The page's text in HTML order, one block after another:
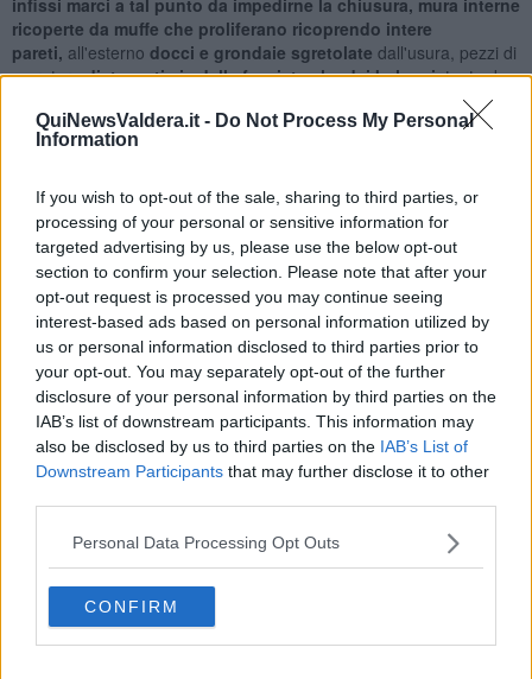
QuiNewsValdera.it - Do Not Process My Personal
Information
If you wish to opt-out of the sale, sharing to third parties, or
processing of your personal or sensitive information for
targeted advertising by us, please use the below opt-out
section to confirm your selection. Please note that after your
opt-out request is processed you may continue seeing
interest-based ads based on personal information utilized by
us or personal information disclosed to third parties prior to
your opt-out. You may separately opt-out of the further
disclosure of your personal information by third parties on the
IAB’s list of downstream participants. This information may
also be disclosed by us to third parties on the IAB’s List of
Downstream Participants that may further disclose it to other
Personal Data Processing Opt Outs
CONFIRM
ricoperte da muffe che proliferano ricoprendo intere
pareti, all'esterno docci e grondaie sgretolate dall'usura, pezzi di
muraturadistaccati sia dalla facciata che dai balconi,tanto da
oramai pericolosamente
arrugginito".
versa l'immobile e per le pessime condizioni igienico sanitarie a
poco insalubri nelle quali sono costretti a vivere anche alcuni
bambini molto piccoli".
I rappresentanti della minoranza hanno concluso con un appello:
"Sollecitiamo l'amministrazione ad intervenire tempestivamente,
procedendo alla sanificazione e messa in sicurezza degli
appartamenti di proprietà Apes. Esprimiamo contestualmente la
nostra solidarietà agli inquilini i quali, tutt'altro che incuranti e
negligenti, negli anni si sono adoperati e continuano a fare il
massimo per salvare il salvabile, operando continui interventi pur
dignitoso ha sempre meno".